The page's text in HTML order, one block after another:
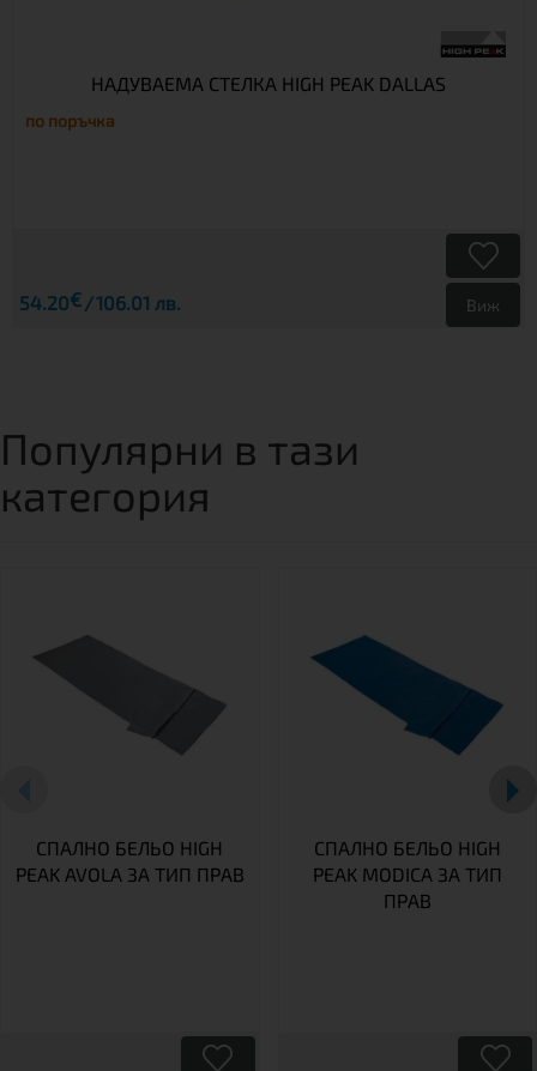
НАДУВАЕМА СТЕЛКА HIGH PEAK DALLAS
по поръчка
54.20€ 106.01 лв. Виж
Популярни в тази
категория
СПАЛНО БЕЛЬО HIGH
PEAK AVOLA ЗА ТИП ПРАВ
СПАЛНО БЕЛЬО HIGH
PEAK MODICA ЗА ТИП
ПРАВ